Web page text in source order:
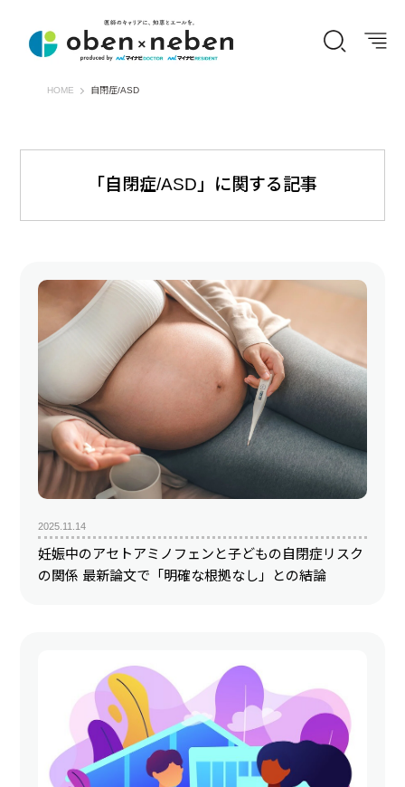
HOME オーベン×ネーベン
自閉症/ASD
「自閉症/ASD」に関する記事
2025.11.14
妊娠中のアセトアミノフェンと子どもの自閉症リスク
の関係 最新論文で「明確な根拠なし」との結論